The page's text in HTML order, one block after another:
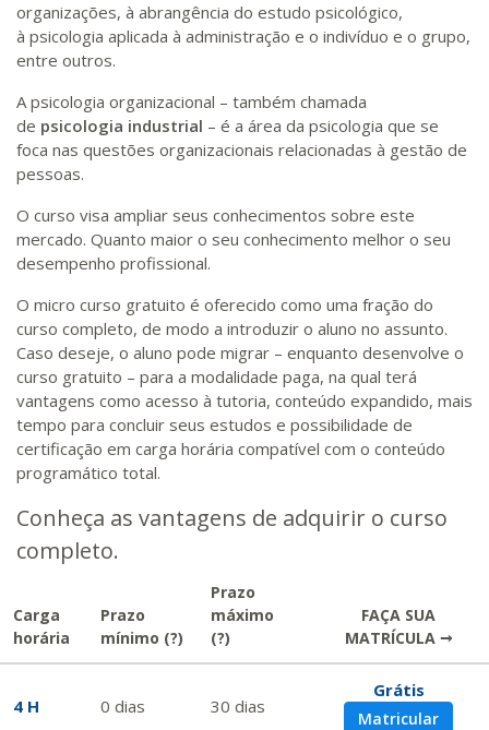
organizações, à abrangência do estudo psicológico,
à psicologia aplicada à administração e o indivíduo e o grupo,
entre outros.
A psicologia organizacional – também chamada
de psicologia industrial – é a área da psicologia que se
foca nas questões organizacionais relacionadas à gestão de
pessoas.
O curso visa ampliar seus conhecimentos sobre este
mercado. Quanto maior o seu conhecimento melhor o seu
desempenho profissional.
O micro curso gratuito é oferecido como uma fração do
curso completo, de modo a introduzir o aluno no assunto.
Caso deseje, o aluno pode migrar – enquanto desenvolve o
curso gratuito – para a modalidade paga, na qual terá
vantagens como acesso à tutoria, conteúdo expandido, mais
tempo para concluir seus estudos e possibilidade de
certificação em carga horária compatível com o conteúdo
programático total.
Conheça as vantagens de adquirir o curso
completo.
Carga
horária
Prazo
mínimo (?)
Prazo
máximo
(?)
FAÇA SUA
MATRÍCULA →
4 H 0 dias 30 dias
Grátis
Matricular